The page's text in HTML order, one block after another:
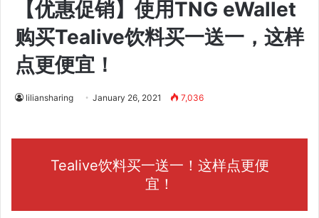
【优惠促销】使用TNG eWallet
购买Tealive饮料买一送一，这样
点更便宜！
liliansharing January 26, 2021 7,036
Tealive饮料买一送一！这样点更便
宜！